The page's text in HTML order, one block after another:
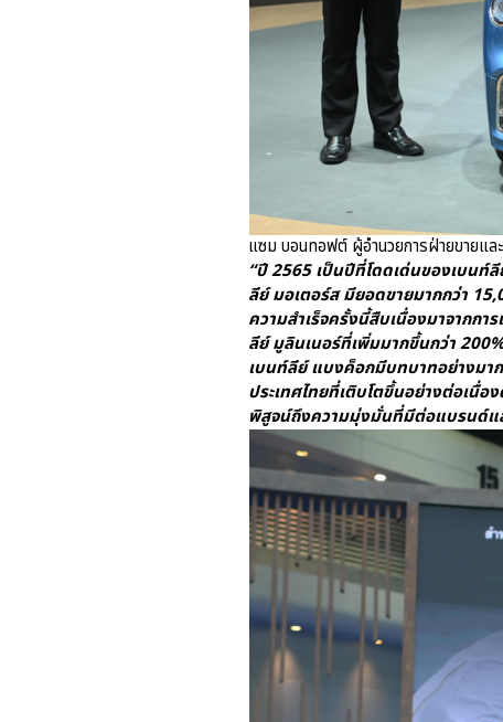
แซม บอนทอฟต์ ผู้อำนวยการฝ่ายขายแล
“ปี 2565 เป็นปีที่โดดเด่นของเบนท์
ลีย์ มอเตอร์ส มียอดขายมากกว่า
ความสำเร็จครั้งนี้สืบเนื่องมาจากก
ลีย์ มูลินเนอร์ที่เพิ่มมากขึ้นกว่า
เบนท์ลีย์ แบงค็อกมีบทบาทอย่างมาก
ประเทศไทยที่เติบโตขึ้นอย่างต่อเนื่
พิสูจน์ถึงความมุ่งมั่นที่มีต่อแบรนด์แ